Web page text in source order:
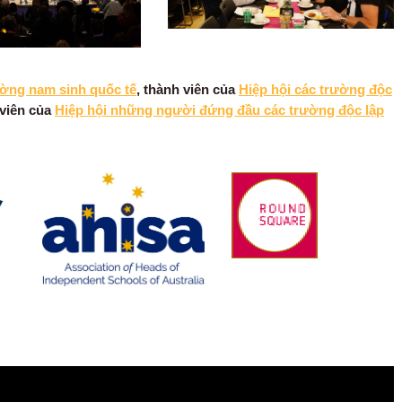
nam sinh quốc tế, thành viên của Hiệp hội các trường độc
của Hiệp hội những người đứng đầu các trường độc lập